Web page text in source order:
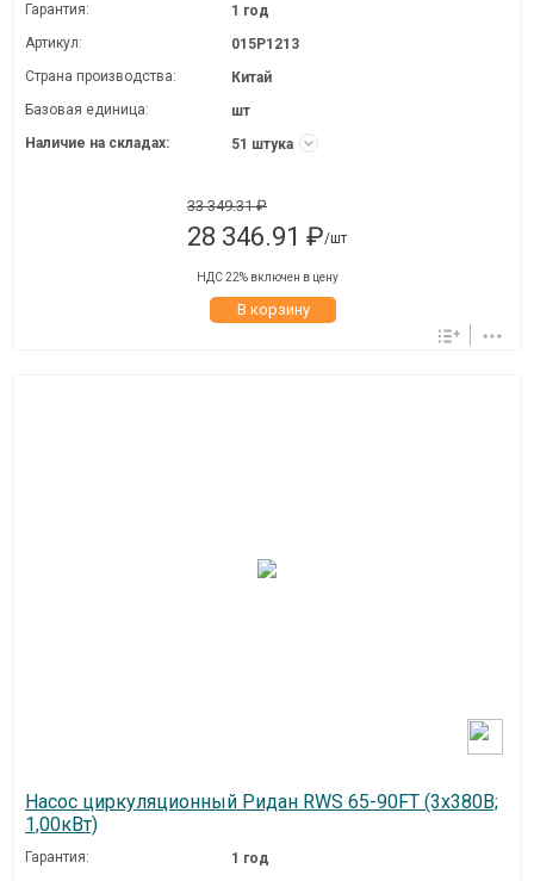
Гарантия:
1 год
Артикул:
015P1213
Страна производства:
Китай
Базовая единица:
шт
Наличие на складах:
51 штука
33 349.31 ₽
28 346.91 ₽/шт
НДС 22% включен в цену
В корзину
Насос циркуляционный Ридан RWS 65-90FT (3х380В;
1,00кВт)
Гарантия:
1 год